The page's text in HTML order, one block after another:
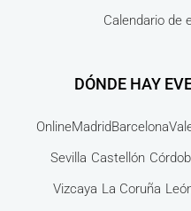
Calendario de
DÓNDE HAY
OnlineMadridBarcelona
Sevilla Castellón
Vizcaya La Coruña